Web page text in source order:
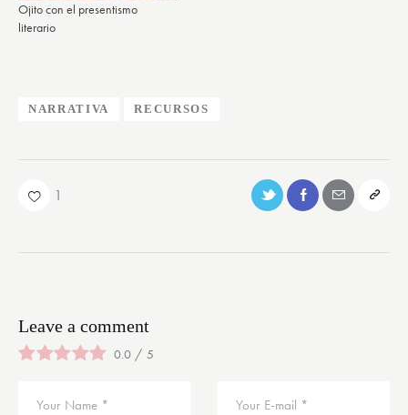
Ojito con el presentismo
literario
NARRATIVA RECURSOS
1
Leave a comment
0.0 / 5